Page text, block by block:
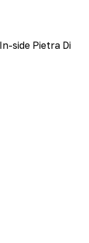
In-side Pietra Di